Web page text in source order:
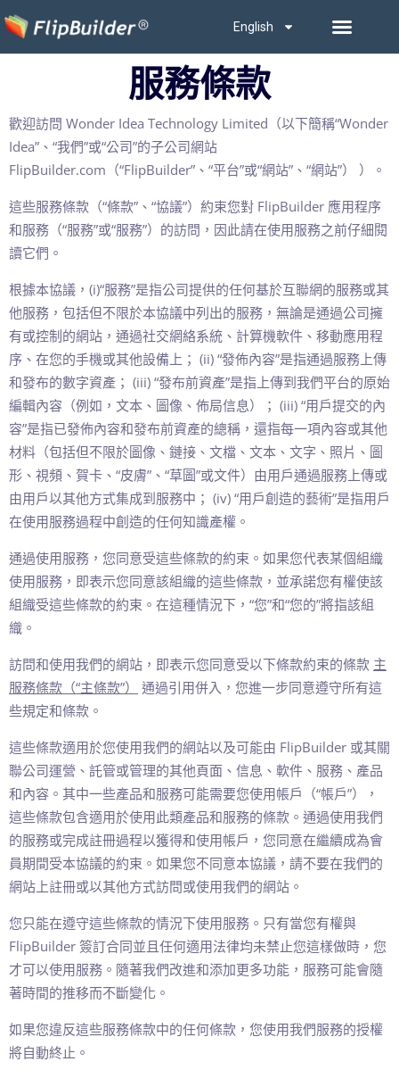
English
服務條款
歡迎訪問 Wonder Idea Technology Limited（以下簡稱“Wonder
Idea”、“我們”或“公司”的子公司網站
FlipBuilder.com（“FlipBuilder”、“平台”或“網站”、“網站”） ）。
這些服務條款（“條款”、“協議”）約束您對 FlipBuilder 應用程序
和服務（“服務”或“服務”）的訪問，因此請在使用服務之前仔細閱
讀它們。
根據本協議，(i)“服務”是指公司提供的任何基於互聯網的服務或其
他服務，包括但不限於本協議中列出的服務，無論是通過公司擁
有或控制的網站，通過社交網絡系統、計算機軟件、移動應用程
序、在您的手機或其他設備上； (ii) “發佈內容”是指通過服務上傳
和發布的數字資產； (iii) “發布前資產”是指上傳到我們平台的原始
編輯內容（例如，文本、圖像、佈局信息）； (iii) “用戶提交的內
容”是指已發佈內容和發布前資產的總稱，還指每一項內容或其他
材料（包括但不限於圖像、鏈接、文檔、文本、文字、照片、圖
形、視頻、賀卡、“皮膚”、“草圖”或文件）由用戶通過服務上傳或
由用戶以其他方式集成到服務中； (iv) “用戶創造的藝術”是指用戶
在使用服務過程中創造的任何知識產權。
通過使用服務，您同意受這些條款的約束。如果您代表某個組織
使用服務，即表示您同意該組織的這些條款，並承諾您有權使該
組織受這些條款的約束。在這種情況下，“您”和“您的”將指該組
織。
訪問和使用我們的網站，即表示您同意受以下條款約束的條款 主
服務條款（“主條款”）
通過引用併入，您進一步同意遵守所有這
些規定和條款。
這些條款適用於您使用我們的網站以及可能由 FlipBuilder 或其關
聯公司運營、託管或管理的其他頁面、信息、軟件、服務、產品
和內容。其中一些產品和服務可能需要您使用帳戶（“帳戶”），
這些條款包含適用於使用此類產品和服務的條款。通過使用我們
的服務或完成註冊過程以獲得和使用帳戶，您同意在繼續成為會
員期間受本協議的約束。如果您不同意本協議，請不要在我們的
網站上註冊或以其他方式訪問或使用我們的網站。
您只能在遵守這些條款的情況下使用服務。只有當您有權與
FlipBuilder 簽訂合同並且任何適用法律均未禁止您這樣做時，您
才可以使用服務。隨著我們改進和添加更多功能，服務可能會隨
著時間的推移而不斷變化。
如果您違反這些服務條款中的任何條款，您使用我們服務的授權
將自動終止。